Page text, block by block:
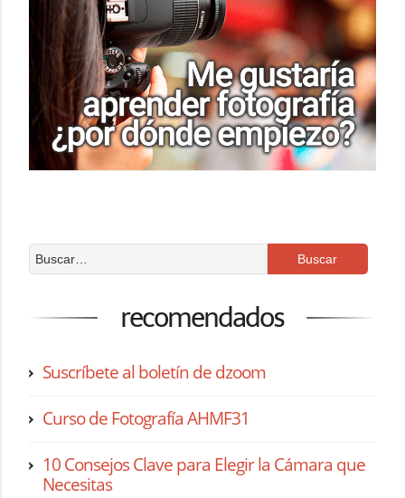
recomendados
Suscríbete al boletín de dzoom
Curso de Fotografía AHMF31
10 Consejos Clave para Elegir la Cámara que
Necesitas